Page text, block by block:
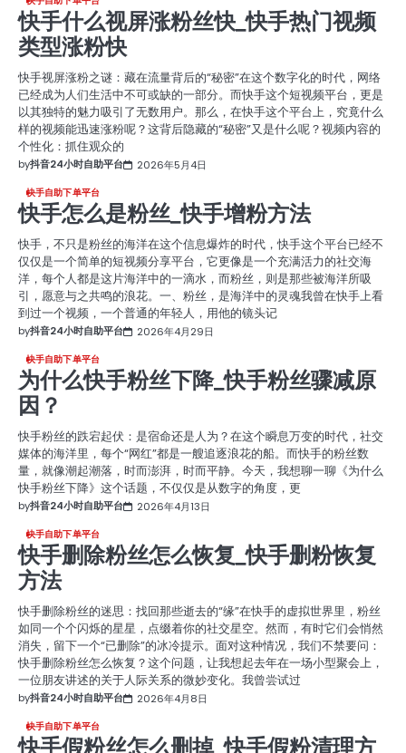
快手什么视屏涨粉丝快_快手热门视频
类型涨粉快
快手视屏涨粉之谜：藏在流量背后的“秘密”在这个数字化的时代，网络
已经成为人们生活中不可或缺的一部分。而快手这个短视频平台，更是
以其独特的魅力吸引了无数用户。那么，在快手这个平台上，究竟什么
样的视频能迅速涨粉呢？这背后隐藏的“秘密”又是什么呢？视频内容的
个性化：抓住观众的
by抖音24小时自助平台 2026年5月4日
快手自助下单平台
快手怎么是粉丝_快手增粉方法
快手，不只是粉丝的海洋在这个信息爆炸的时代，快手这个平台已经不
仅仅是一个简单的短视频分享平台，它更像是一个充满活力的社交海
洋，每个人都是这片海洋中的一滴水，而粉丝，则是那些被海洋所吸
引，愿意与之共鸣的浪花。一、粉丝，是海洋中的灵魂我曾在快手上看
到过一个视频，一个普通的年轻人，用他的镜头记
by抖音24小时自助平台 2026年4月29日
快手自助下单平台
为什么快手粉丝下降_快手粉丝骤减原
因？
快手粉丝的跌宕起伏：是宿命还是人为？在这个瞬息万变的时代，社交
媒体的海洋里，每个“网红”都是一艘追逐浪花的船。而快手的粉丝数
量，就像潮起潮落，时而澎湃，时而平静。今天，我想聊一聊《为什么
快手粉丝下降》这个话题，不仅仅是从数字的角度，更
by抖音24小时自助平台 2026年4月13日
快手自助下单平台
快手删除粉丝怎么恢复_快手删粉恢复
方法
快手删除粉丝的迷思：找回那些逝去的“缘”在快手的虚拟世界里，粉丝
如同一个个闪烁的星星，点缀着你的社交星空。然而，有时它们会悄然
消失，留下一个“已删除”的冰冷提示。面对这种情况，我们不禁要问：
快手删除粉丝怎么恢复？这个问题，让我想起去年在一场小型聚会上，
一位朋友讲述的关于人际关系的微妙变化。我曾尝试过
by抖音24小时自助平台 2026年4月8日
快手自助下单平台
快手假粉丝怎么删掉_快手假粉清理方